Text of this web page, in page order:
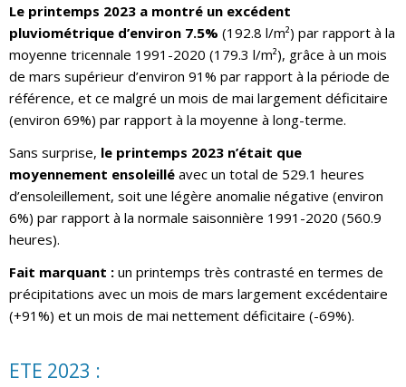
Le printemps 2023 a montré un excédent
pluviométrique d’environ 7.5% (192.8 l/m²) par rapport à la
moyenne tricennale 1991-2020 (179.3 l/m²), grâce à un mois
de mars supérieur d’environ 91% par rapport à la période de
référence, et ce malgré un mois de mai largement déficitaire
(environ 69%) par rapport à la moyenne à long-terme.
Sans surprise, le printemps 2023 n’était que
moyennement ensoleillé avec un total de 529.1 heures
d’ensoleillement, soit une légère anomalie négative (environ
6%) par rapport à la normale saisonnière 1991-2020 (560.9
heures).
Fait marquant : un printemps très contrasté en termes de
précipitations avec un mois de mars largement excédentaire
(+91%) et un mois de mai nettement déficitaire (-69%).
ETE 2023 :